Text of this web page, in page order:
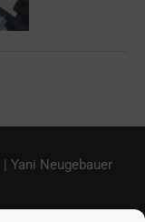
| Yani Neugebauer